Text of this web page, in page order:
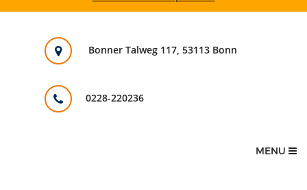
Bonner Talweg 117, 53113 Bonn
0228-220236
MENU